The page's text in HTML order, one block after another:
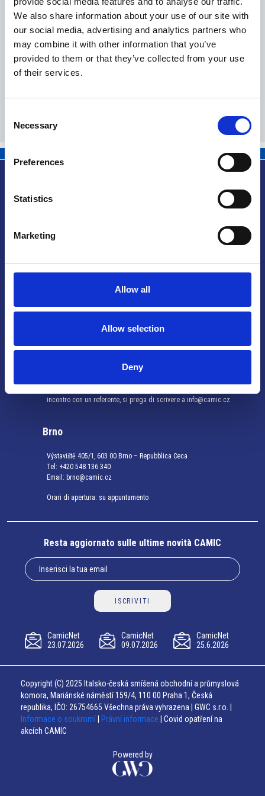
We also share information about your use of our site with
our social media, advertising and analytics partners who
may combine it with other information that you’ve
provided to them or that they’ve collected from your use
of their services.
Selection
Necessary
Preferences
Statistics
Marketing
Allow all
Allow selection
Deny
Visita il profilo linkedin
Mario Moretti
Horizon Consulting Italy stp
Dottore commercialista iscritto all’Ordine
Commercialisti ed Esperti Contabili di
Opera a Bergamo e in Repubblica Ceca.
Tasso &
Dopo
avvia a
e
+420 222 015 300
Orari di apertura: lun – ven 9:00 – 17:00
incontro con un referente, si prega di scrivere a info@camic.cz
Brno
Výstaviště 405/1, 603 00 Brno – Repubblica Ceca
Tel: +420 548 136 340
Email: brno@camic.cz
Orari di apertura: su appuntamento
Resta aggiornato sulle ultime novità CAMIC
ISCRIVITI
CamicNet
23.07.2026
CamicNet
09.07.2026
CamicNet
25.6.2026
Copyright (C) 2025 Italsko-česká smíšená obchodní a průmyslová
komora, Mariánské náměstí 159/4, 110 00 Praha 1, Česká
republika, IČO: 26754665 Všechna práva vyhrazena | GWC s.r.o. |
Informace o soukromí
Právní informace | Covid opatření na
akcích CAMIC
Powered by